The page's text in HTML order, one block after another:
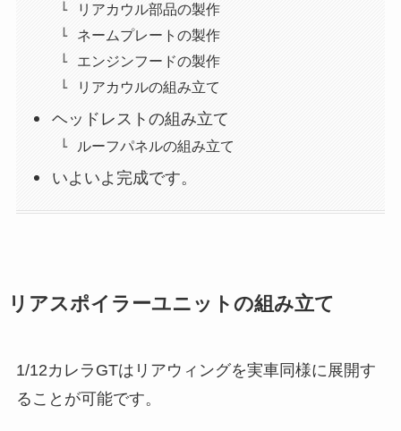
リアカウル部品の製作
ネームプレートの製作
エンジンフードの製作
リアカウルの組み立て
ヘッドレストの組み立て
ルーフパネルの組み立て
いよいよ完成です。
リアスポイラーユニットの組み立て
1/12カレラGTはリアウィングを実車同様に展開す
ることが可能です。